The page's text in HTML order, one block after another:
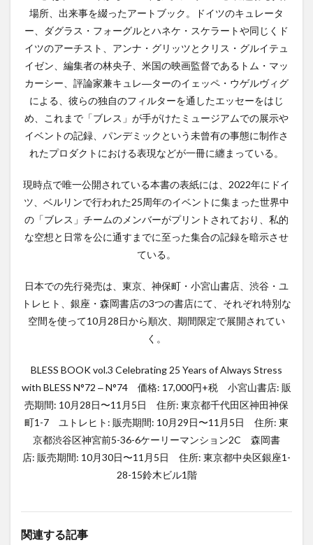
場所、出来事を綴ったアートブック。ドイツのキュレータ
ー、ダグラス・フォーグルとハネケ・スケラートや同じくド
イツのアーチスト、アンナ・グリッツとクリス・グルイテュ
イゼン、編集者の林央子、米国の映画監督であるトム・マッ
カーシー、評論家兼キュレ―ターのイェッペ・ウゲルヴィグ
による、彼らの独自のフィルターを通したエッセーをはじ
め、これまで「ブレス」が手がけたミュージアムでの展示や
イベントの記録、パンデミックという未曾有の事態に制作さ
れたプロダクトにおける表現などが一冊に纏まっている。
現時点で唯一公開されている本書の表紙には、2022年にドイ
ツ、ベルリンで行われた25周年のイベントに集まった世界中
の「ブレス」チームのメンバーがプリントされており、私的
な空想と日常を公に通すまでに至った集合の記録を暗示させ
ている。
日本での先行発売は、東京、神保町・小宮山書店、渋谷・ユ
トレヒト、銀座・森岡書店の3つの書店にて、それぞれ特別な
空間を使って10月28日から順次、期間限定で展開されてい
く。
BLESS BOOK vol.3 Celebrating 25 Years of Always Stress
with BLESS N°72 ‒ N°74 価格: 17,000円+税 小宮山書店: 販
売期間: 10月28日〜11月5日 住所: 東京都千代田区神田神保
町1-7 ユトレヒト: 販売期間: 10月29日〜11月5日 住所: 東
京都渋谷区神宮前5-36-6ケーリーマンション2C 森岡書
店: 販売期間: 10月30日〜11月5日 住所: 東京都中央区銀座1-
28-15鈴木ビル1階
関連する記事